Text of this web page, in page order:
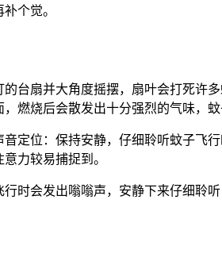
个觉。
台扇并大角度摇摆，扇叶会打死许
燃烧后会散发出十分强烈的气味，蚊
定位：保持安静，仔细聆听蚊子飞
力较易捕捉到。
时会发出嗡嗡声，安静下来仔细聆